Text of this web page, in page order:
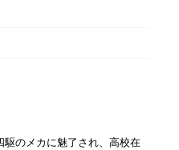
のメカに魅了され、高校在